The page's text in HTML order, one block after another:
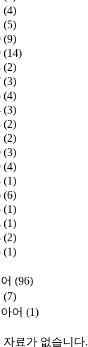
(4)
(5)
(9)
(14)
(2)
(3)
(4)
(3)
(2)
(2)
(3)
(4)
(1)
(6)
(1)
(1)
(2)
(1)
(96)
(7)
어 (1)
자료가 없습니다.